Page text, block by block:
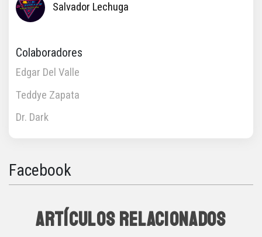
Salvador Lechuga
Colaboradores
Edgar Del Valle
Teddye Zapata
Dr. Dark
Facebook
ARTÍCULOS RELACIONADOS